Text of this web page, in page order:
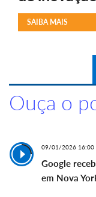
SAIBA MAIS
Ouça o
09/01/2026 16:00
Google
em Nova